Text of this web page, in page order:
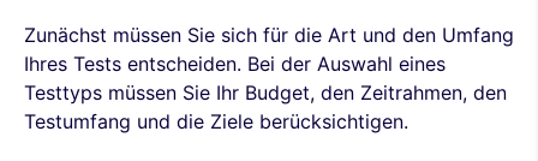
Zunächst müssen Sie sich für die Art und den Umfang
Ihres Tests entscheiden. Bei der Auswahl eines
Testtyps müssen Sie Ihr Budget, den Zeitrahmen, den
Testumfang und die Ziele berücksichtigen.